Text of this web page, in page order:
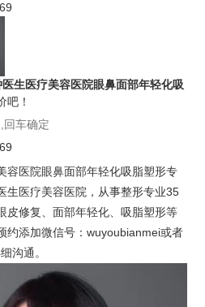
生医疗美容医院眼鼻面部年轻化吸
吧！
容医院眼鼻面部年轻化吸脂塑形专
生医疗美容医院，从事整形专业35
皮修复、面部年轻化、吸脂塑形等
约添加微信号：wuyoubianmei或者
沟通。